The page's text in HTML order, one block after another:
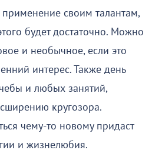
применение своим талантам,
будет достаточно. Можно
и необычное, если это
интерес. Также день
и любых занятий,
кругозора.
чему-то новому придаст
и жизнелюбия.